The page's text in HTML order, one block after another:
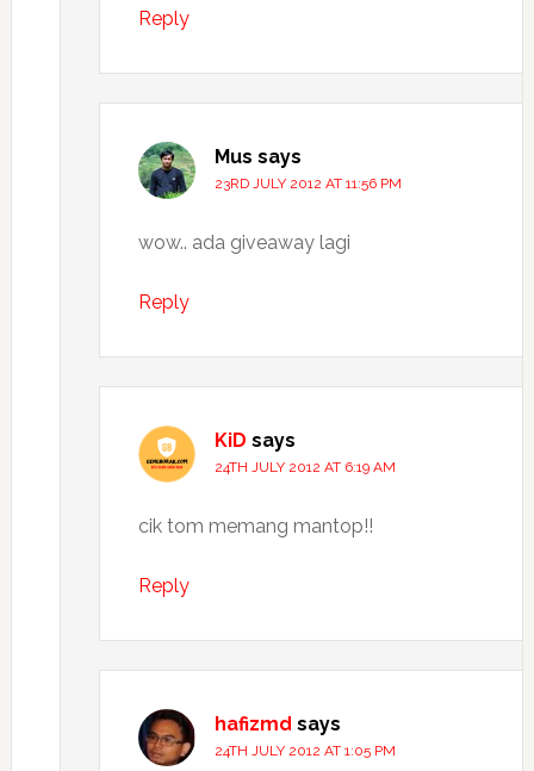
Reply
Mus says
23RD JULY 2012 AT 11:56 PM
wow.. ada giveaway lagi
Reply
KiD says
24TH JULY 2012 AT 6:19 AM
cik tom memang mantop!!
Reply
hafizmd says
24TH JULY 2012 AT 1:05 PM